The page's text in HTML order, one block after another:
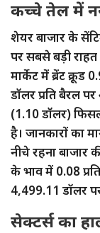
कच्चे तेल में
शेयर बाजार के
पर सबसे बड़ी
मार्केट में ब्रेंट क्रूड
डॉलर प्रति बैरल
(1.10 डॉलर)
है। जानकारों का
नीचे रहना बाजार
के भाव में 0.08
4,499.11 डॉलर
सेक्टर्स का